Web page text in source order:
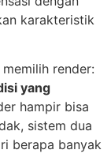
karakteristik
render:
yang
hampir bisa
sistem dua
berapa banyak